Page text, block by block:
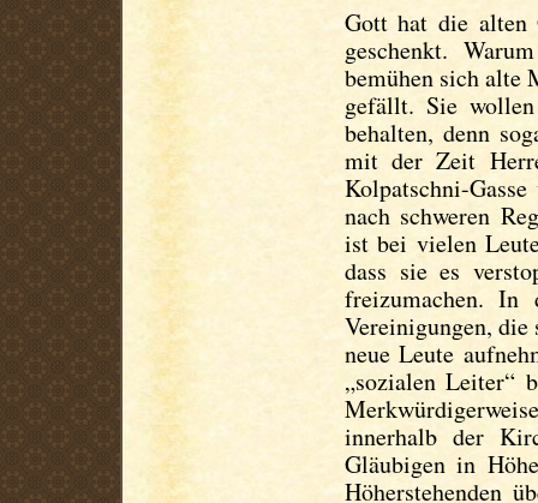
Gott hat die alten
geschenkt.
bemühen sich alte
gefällt. Sie
behalten, denn
mit der Zeit
Kolpatschni-
nach schweren
ist bei vielen
dass sie es
freizumachen.
Vereinigungen,
neue Leute
„sozialen Leiter“
innerhalb der
Gläubigen in
Höherstehenden